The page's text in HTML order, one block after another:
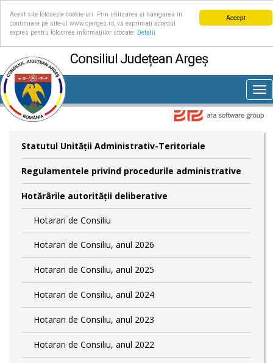
Accept
Acest site folosește cookie-uri. Prin utilizarea și navigarea în
continuare pe site-ul www.cjarges.ro, vă exprimați acordul
expres pentru folosirea informațiilor stocate.
Detalii
Consiliul Județean Argeș
Statutul Unităţii Administrativ-Teritoriale
Regulamentele privind procedurile administrative
Hotărârile autorităţii deliberative
Hotarari de Consiliu
Hotarari de Consiliu, anul 2026
Hotarari de Consiliu, anul 2025
Hotarari de Consiliu, anul 2024
Hotarari de Consiliu, anul 2023
Hotarari de Consiliu, anul 2022